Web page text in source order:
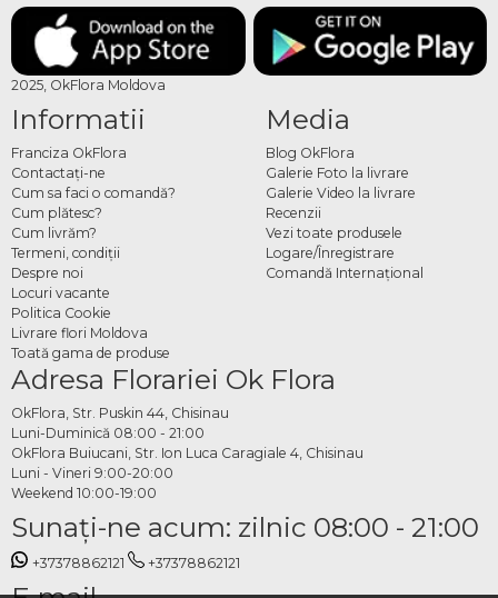
2025, OkFlora Moldova
Informatii
Franciza OkFlora
Contactaţi-ne
Cum sa faci o comandă?
Cum plătesc?
Cum livrăm?
Termeni, condiţii
Despre noi
Locuri vacante
Politica Cookie
Livrare flori Moldova
Toată gama de produse
Media
Blog OkFlora
Galerie Foto la livrare
Galerie Video la livrare
Recenzii
Vezi toate produsele
Logare/Înregistrare
Comandă Internațional
Adresa Florariei Ok Flora
OkFlora, Str. Puskin 44, Chisinau
Luni-Duminică 08:00 - 21:00
OkFlora Buiucani, Str. Ion Luca Caragiale 4, Chisinau
Luni - Vineri 9:00-20:00
Weekend 10:00-19:00
Sunaţi-ne acum: zilnic 08:00 - 21:00
+37378862121 +37378862121